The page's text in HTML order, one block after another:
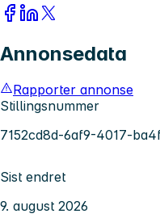
Annonsedata
Rapporter annonse
Stillingsnummer
7152cd8d-6af9-4017-
Sist endret
9. august 2026